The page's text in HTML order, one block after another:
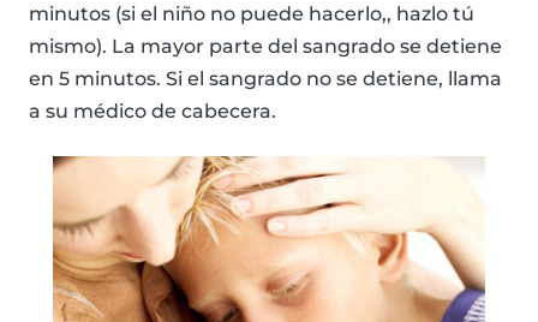
minutos (si el niño no puede hacerlo,, hazlo tú
mismo). La mayor parte del sangrado se detiene
en 5 minutos. Si el sangrado no se detiene, llama
a su médico de cabecera.